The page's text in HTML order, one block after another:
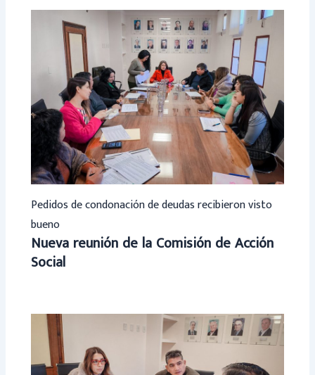
Pedidos de condonación de deudas recibieron visto
bueno
Nueva reunión de la Comisión de Acción
Social